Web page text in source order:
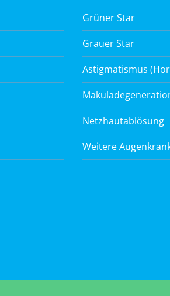
Grüner Star
Grauer Star
Astigmatismus
Netzhautablösung
Weitere